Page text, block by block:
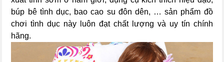
búp bê tình dục, bao cao su đôn dên, … sản phẩm đồ
chơi tình dục này luôn đạt chất lượng và uy tín chính
hãng.